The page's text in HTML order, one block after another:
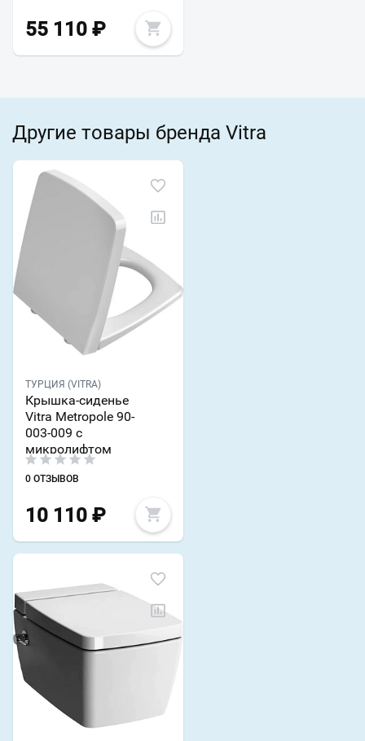
55 110 ₽
Другие товары бренда Vitra
ТУРЦИЯ (VITRA)
Крышка-сиденье
Vitra Metropole 90-
003-009 с
микролифтом
0 ОТЗЫВОВ
10 110 ₽